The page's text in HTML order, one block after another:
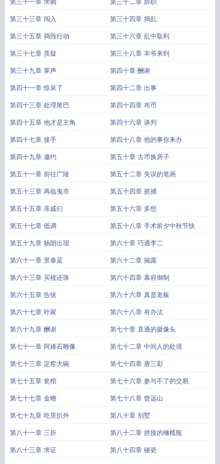
第三十一章 求购 第三十二章 辞职
第三十三章 闯入 第三十四章 捣乱
第三十五章 捣毁行动 第三十六章 乱中取利
第三十七章 质疑 第三十八章 丰爷来到
第三十九章 掌声 第四十章 酬谢
第四十一章 惊呆了 第四十二章 出事
第四十三章 处理尾巴 第四十四章 布币
第四十五章 他才是主角 第四十六章 谈判
第四十七章 接手 第四十八章 他的事你来办
第四十九章 邀约 第五十章 古币换房子
第五十一章 前往广陵 第五十二章 失误的笔画
第五十三章 再临鬼市 第五十四章 抓捕
第五十五章 亲戚们 第五十六章 多想
第五十七章 低调 第五十八章 手术前夕中秋节快
第五十九章 杨朗出现 第六十章 巧遇李二
第六十一章 景泰蓝 第六十二章 揭露
第六十三章 买椟还珠 第六十四章 幕府御制
第六十五章 告状 第六十六章 真是老板
第六十七章 叶家 第六十八章 有办法
第六十九章 酬谢 第七十章 直通的摄像头
第七十一章 阿难石雕像 第七十二章 中间人的处境
第七十三章 定窑大碗 第七十四章 唐三彩
第七十五章 瓮棺 第七十六章 参与不了的交易
第七十七章 金蟾 第七十八章 曾远山
第七十九章 吃里扒外 第八十章 别墅
第八十一章 三折 第八十二章 拼接的橄榄瓶
第八十三章 求证 第八十四章 碰瓷